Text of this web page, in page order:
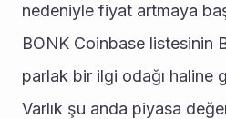
nedeniyle fiyat artmaya
BONK Coinbase listesinin
parlak bir ilgi odağı haline
Varlık şu anda piyasa